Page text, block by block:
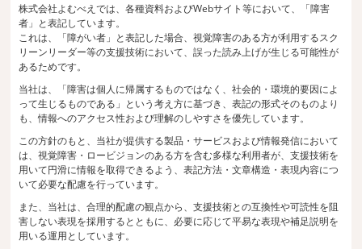
株式会社よむべえでは、各種資料およびWebサイト等において、「障害
者」と表記しています。
これは、「障がい者」と表記した場合、視覚障害のある方が利用するスク
リーンリーダー等の支援技術において、誤った読み上げが生じる可能性が
あるためです。
当社は、「障害は個人に帰属するものではなく、社会的・環境的要因によ
って生じるものである」という考え方に基づき、表記の形式そのものより
も、情報へのアクセス性および理解のしやすさを優先しています。
この方針のもと、当社が提供する製品・サービスおよび情報発信において
は、視覚障害・ロービジョンのある方を含む多様な利用者が、支援技術を
用いて円滑に情報を取得できるよう、表記方法・文章構造・表現内容につ
いて必要な配慮を行っています。
また、当社は、合理的配慮の観点から、支援技術との互換性や可読性を阻
害しない表現を採用するとともに、必要に応じて平易な表現や補足説明を
用いる運用としています。